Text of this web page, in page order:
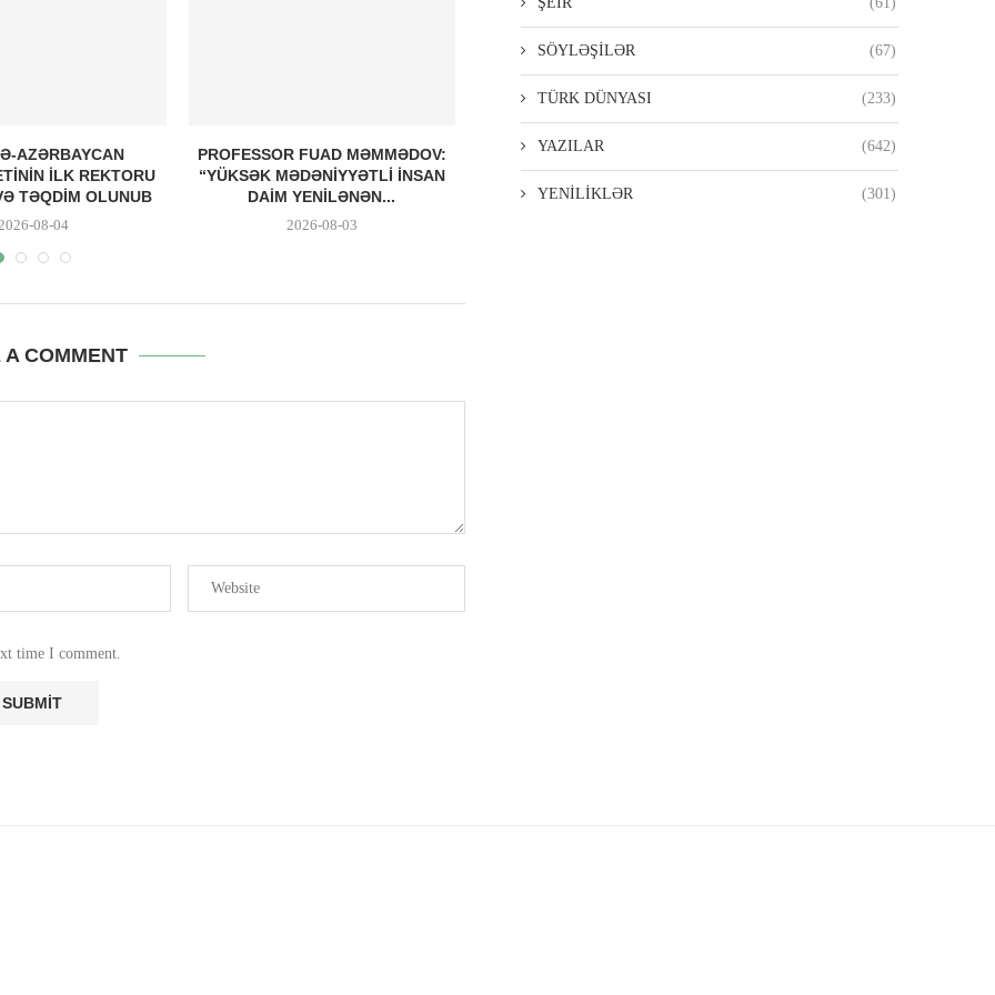
AZƏRBAYCAN
ILK REKTORU
TƏQDIM OLUNUB
08-04
PROFESSOR FUAD MƏMMƏDOV:
“YÜKSƏK MƏDƏNIYYƏTLI INSAN
DAIM YENILƏNƏN...
2026-08-03
AJB BEYNƏLXALQ TƏŞKILATLARA
SƏSLƏNIB
2026-07-30
A COMMENT
time I comment.
SÖYLƏŞİLƏR (67)
TÜRK DÜNYASI (233)
YAZILAR (642)
YENİLİKLƏR (301)